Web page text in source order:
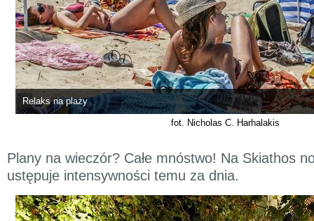
Relaks na plaży
fot. Nicholas C. Harhalakis
Plany na wieczór? Całe mnóstwo! Na Skiathos
ustępuje intensywności temu za dnia.